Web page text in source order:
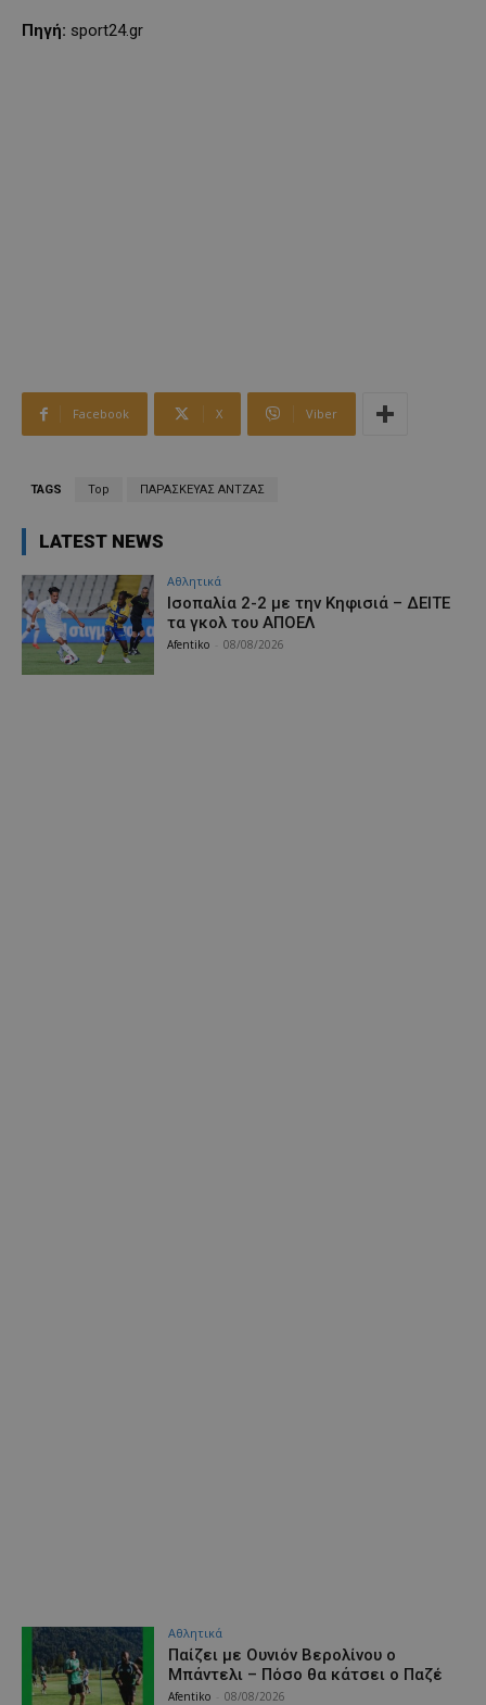
Πηγή: sport24.gr
Facebook X Viber
TAGS Top ΠΑΡΑΣΚΕΥΑΣ ΑΝΤΖΑΣ
LATEST NEWS
Αθλητικά
Iσοπαλία 2-2 με την Κηφισιά – ΔΕΙΤΕ
τα γκολ του ΑΠΟΕΛ
Afentiko 08/08/2026
Αθλητικά
Παίζει με Ουνιόν Βερολίνου ο
Μπάντελι – Πόσο θα κάτσει ο Παζέ
Afentiko 08/08/2026